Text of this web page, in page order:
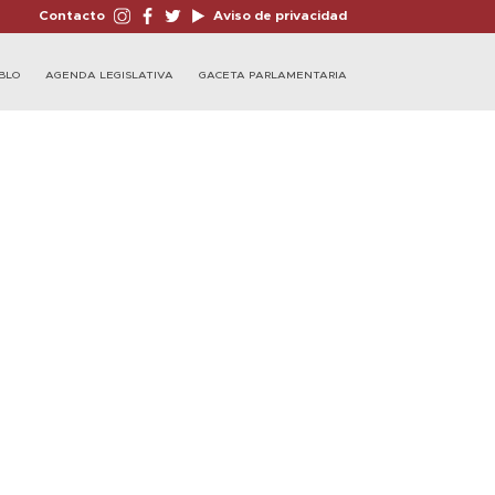
Contacto Aviso de privacidad
AGENDA LEGISLATIVA GACETA PARLAMENTARIA